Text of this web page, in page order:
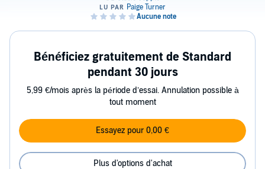
Bénéficiez gratuitement de Standard
pendant 30 jours
5,99 €/mois après la période d’essai. Annulation possible à
tout moment
Essayez pour 0,00 €
Plus d'options d'achat